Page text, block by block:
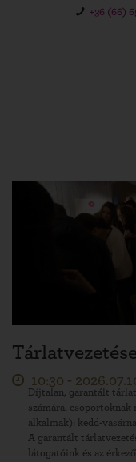
+36 (66)
10:30 -
Díjtalan, garantált
számára,
alkalmak): kedd-
A garantált
látogatóink és az